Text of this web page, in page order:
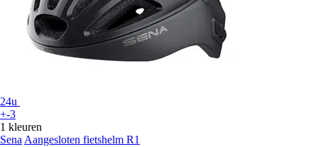
24u
+-3
1 kleuren
Sena Aangesloten fietshelm R1